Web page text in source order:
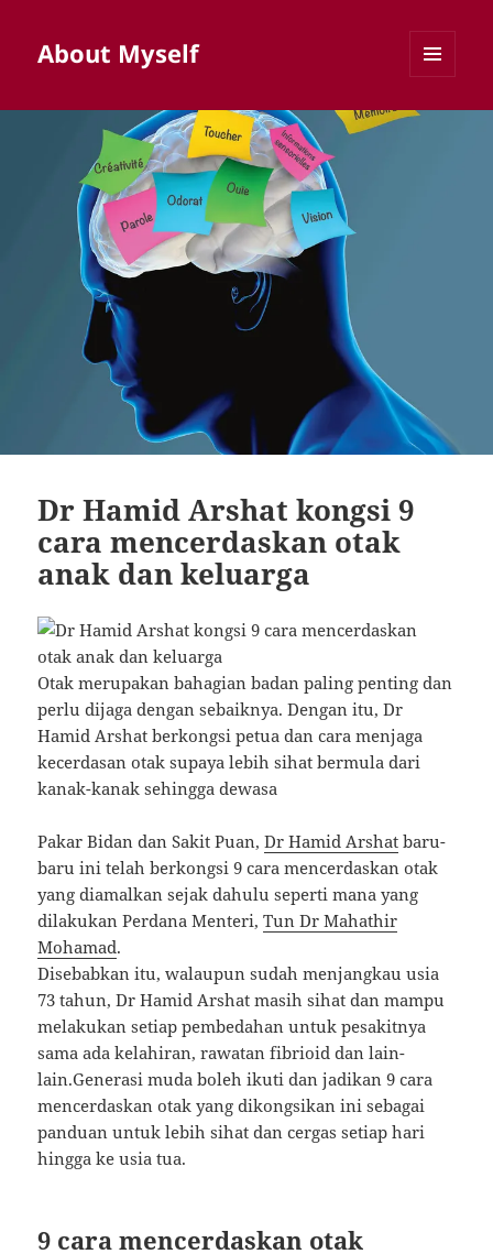
About Myself
WIDGETS
Dr Hamid Arshat kongsi 9
cara mencerdaskan otak
anak dan keluarga
Otak merupakan bahagian badan paling penting dan
perlu dijaga dengan sebaiknya. Dengan itu, Dr
Hamid Arshat berkongsi petua dan cara menjaga
kecerdasan otak supaya lebih sihat bermula dari
kanak-kanak sehingga dewasa
Pakar Bidan dan Sakit Puan,Dr Hamid Arshat baru-
baru ini telah berkongsi 9 cara mencerdaskan otak
yang diamalkan sejak dahulu seperti mana yang
dilakukan Perdana Menteri,Tun Dr Mahathir
Mohamad.
Disebabkan itu, walaupun sudah menjangkau usia
73 tahun, Dr Hamid Arshat masih sihat dan mampu
melakukan setiap pembedahan untuk pesakitnya
sama ada kelahiran, rawatan fibrioid dan lain-
lain.Generasi muda boleh ikuti dan jadikan 9 cara
mencerdaskan otak yang dikongsikan ini sebagai
panduan untuk lebih sihat dan cergas setiap hari
hingga ke usia tua.
9 cara mencerdaskan otak